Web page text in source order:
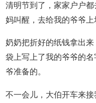
清明节到了，家家户户
妈叫醒，去给我的爷爷上
奶奶把折好的纸钱拿出
袋上写上了我的爷爷的
爷准备的。
不一会儿，大伯开车来